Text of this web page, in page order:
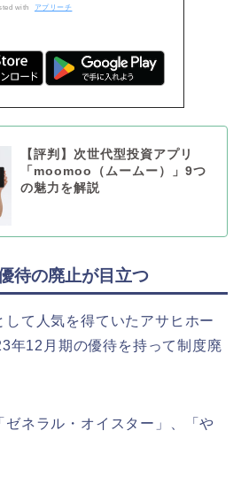
with アプリーチ
【評判】次世代型投資アプリ
「moomoo（ムームー）」9つ
の魅力を解説
待の廃止が目立つ
して人気を得ていたアサヒホー
年12月期の優待を持って制度廃
ネラル・オイスター」、「や